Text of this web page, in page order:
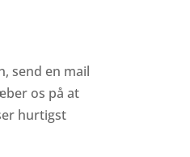
send en mail
os på at
hurtigst